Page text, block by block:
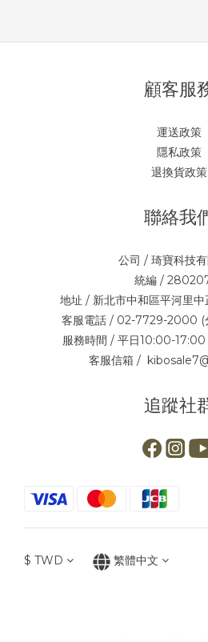
顧客服
運送政策
隱私政策
退換貨政策
聯絡我
公司 / 琦寶科技
統編 /
地址 / 新北市中和區平河里
客服電話 / 02-7729-2000 (
服務時間 / 平日10:00-17:00
客服信箱 /
追蹤社
$ TWD 繁體中文